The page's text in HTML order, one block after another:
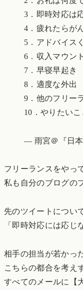
3．即時対応は
4．疲れたらが
5．アドバイス
6．収入マウン
7．早寝早起き
8．適度な外出
9．他のフリー
10．やりたい
— 雨宮＠『日本
フリーランスをやっ
私も自分のブログの
先のツイートについ
「即時対応には応じ
相手の担当が若かっ
こちらの都合を考え
すべてのメールに【